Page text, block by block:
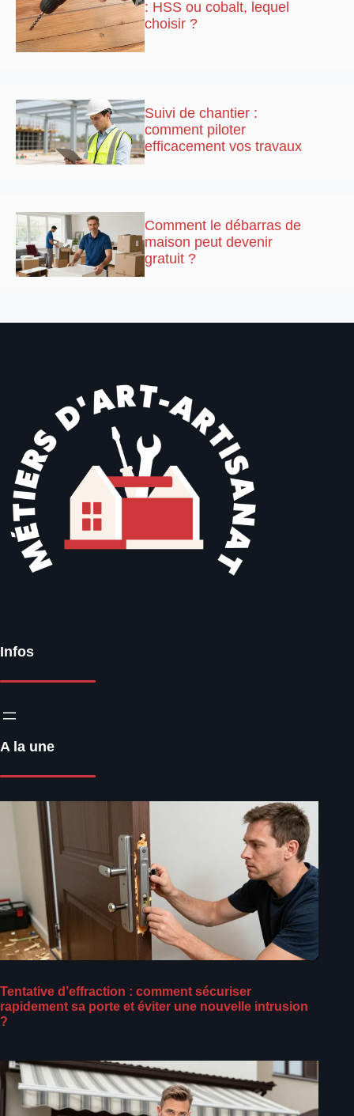
: HSS ou cobalt, lequel
choisir ?
Suivi de chantier :
comment piloter
efficacement vos travaux
Comment le débarras de
maison peut devenir
gratuit ?
Infos
A la une
Tentative d’effraction : comment sécuriser
rapidement sa porte et éviter une nouvelle intrusion
?